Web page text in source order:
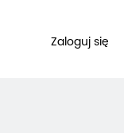
Zaloguj się